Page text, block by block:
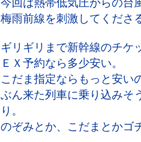
今回は熱帯低気圧からの台
梅雨前線を刺激してくださ
ギリギリまで新幹線のチケ
ＥＸ予約なら多少安い。
こだま指定ならもっと安い
ぶん来た列車に乗り込みそ
り。
のぞみとか、こだまとかゴ